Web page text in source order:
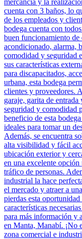
mercancía y la
cuenta con 3 baños, lo
de los empleados y
bodega cuenta con
buen funcionamiento
acondicionado, alarma,
comodidad y seguridad
sus características
para discapacitados,
urbana, esta bodega
clientes y proveedores.
garaje, garita de
seguridad y comodidad
beneficio de esta
ideales para tomar un
Además, se encuentra
alta visibilidad y fácil
ubicación exterior y
en una excelente
tráfico de personas.
industrial la hace
el mercado y atraer a
pierdas esta
características
para más información y
en Manta, Manabí. ¡No
zona comercial e